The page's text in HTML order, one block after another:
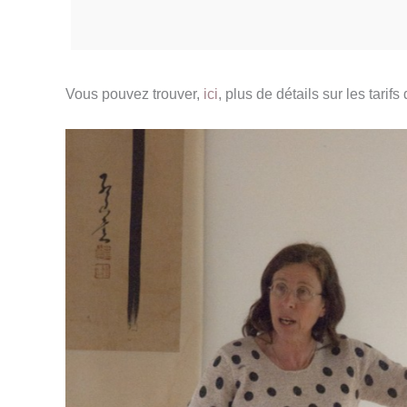
Vous pouvez trouver, ici, plus de détails sur les tarifs